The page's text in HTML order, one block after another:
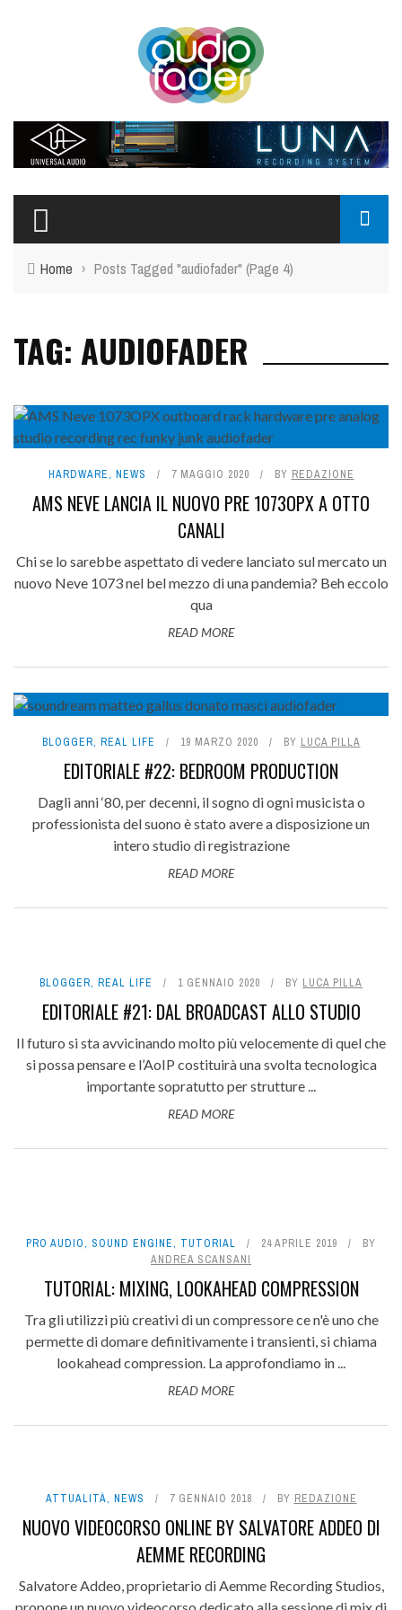
CHI SIAMO
CONTATTI
SIGN-IN
MY ACCOUNT
HARDWARE
PRO AUDIO
STUDI
MUSIC TECH
FREEWARE
Home › Posts Tagged "audiofader" (Page 4)
TAG: AUDIOFADER
HARDWARE, NEWS 7 MAGGIO 2020 BY REDAZIONE
AMS NEVE LANCIA IL NUOVO PRE 1073OPX A OTTO
CANALI
Chi se lo sarebbe aspettato di vedere lanciato sul mercato un
nuovo Neve 1073 nel bel mezzo di una pandemia? Beh eccolo
qua
READ MORE
BLOGGER, REAL LIFE 19 MARZO 2020 BY LUCA PILLA
EDITORIALE #22: BEDROOM PRODUCTION
Dagli anni ‘80, per decenni, il sogno di ogni musicista o
professionista del suono è stato avere a disposizione un
intero studio di registrazione
READ MORE
BLOGGER, REAL LIFE 1 GENNAIO 2020 BY LUCA PILLA
EDITORIALE #21: DAL BROADCAST ALLO STUDIO
Il futuro si sta avvicinando molto più velocemente di quel che
si possa pensare e l’AoIP costituirà una svolta tecnologica
importante sopratutto per strutture ...
READ MORE
PRO AUDIO, SOUND ENGINE, TUTORIAL 24 APRILE 2019
BY
ANDREA SCANSANI
TUTORIAL: MIXING, LOOKAHEAD COMPRESSION
Tra gli utilizzi più creativi di un compressore ce n'è uno che
permette di domare definitivamente i transienti, si chiama
lookahead compression. La approfondiamo in ...
READ MORE
ATTUALITÀ, NEWS 7 GENNAIO 2018 BY REDAZIONE
NUOVO VIDEOCORSO ONLINE BY SALVATORE ADDEO DI
AEMME RECORDING
Salvatore Addeo, proprietario di Aemme Recording Studios,
propone un nuovo videocorso dedicato alla sessione di mix di